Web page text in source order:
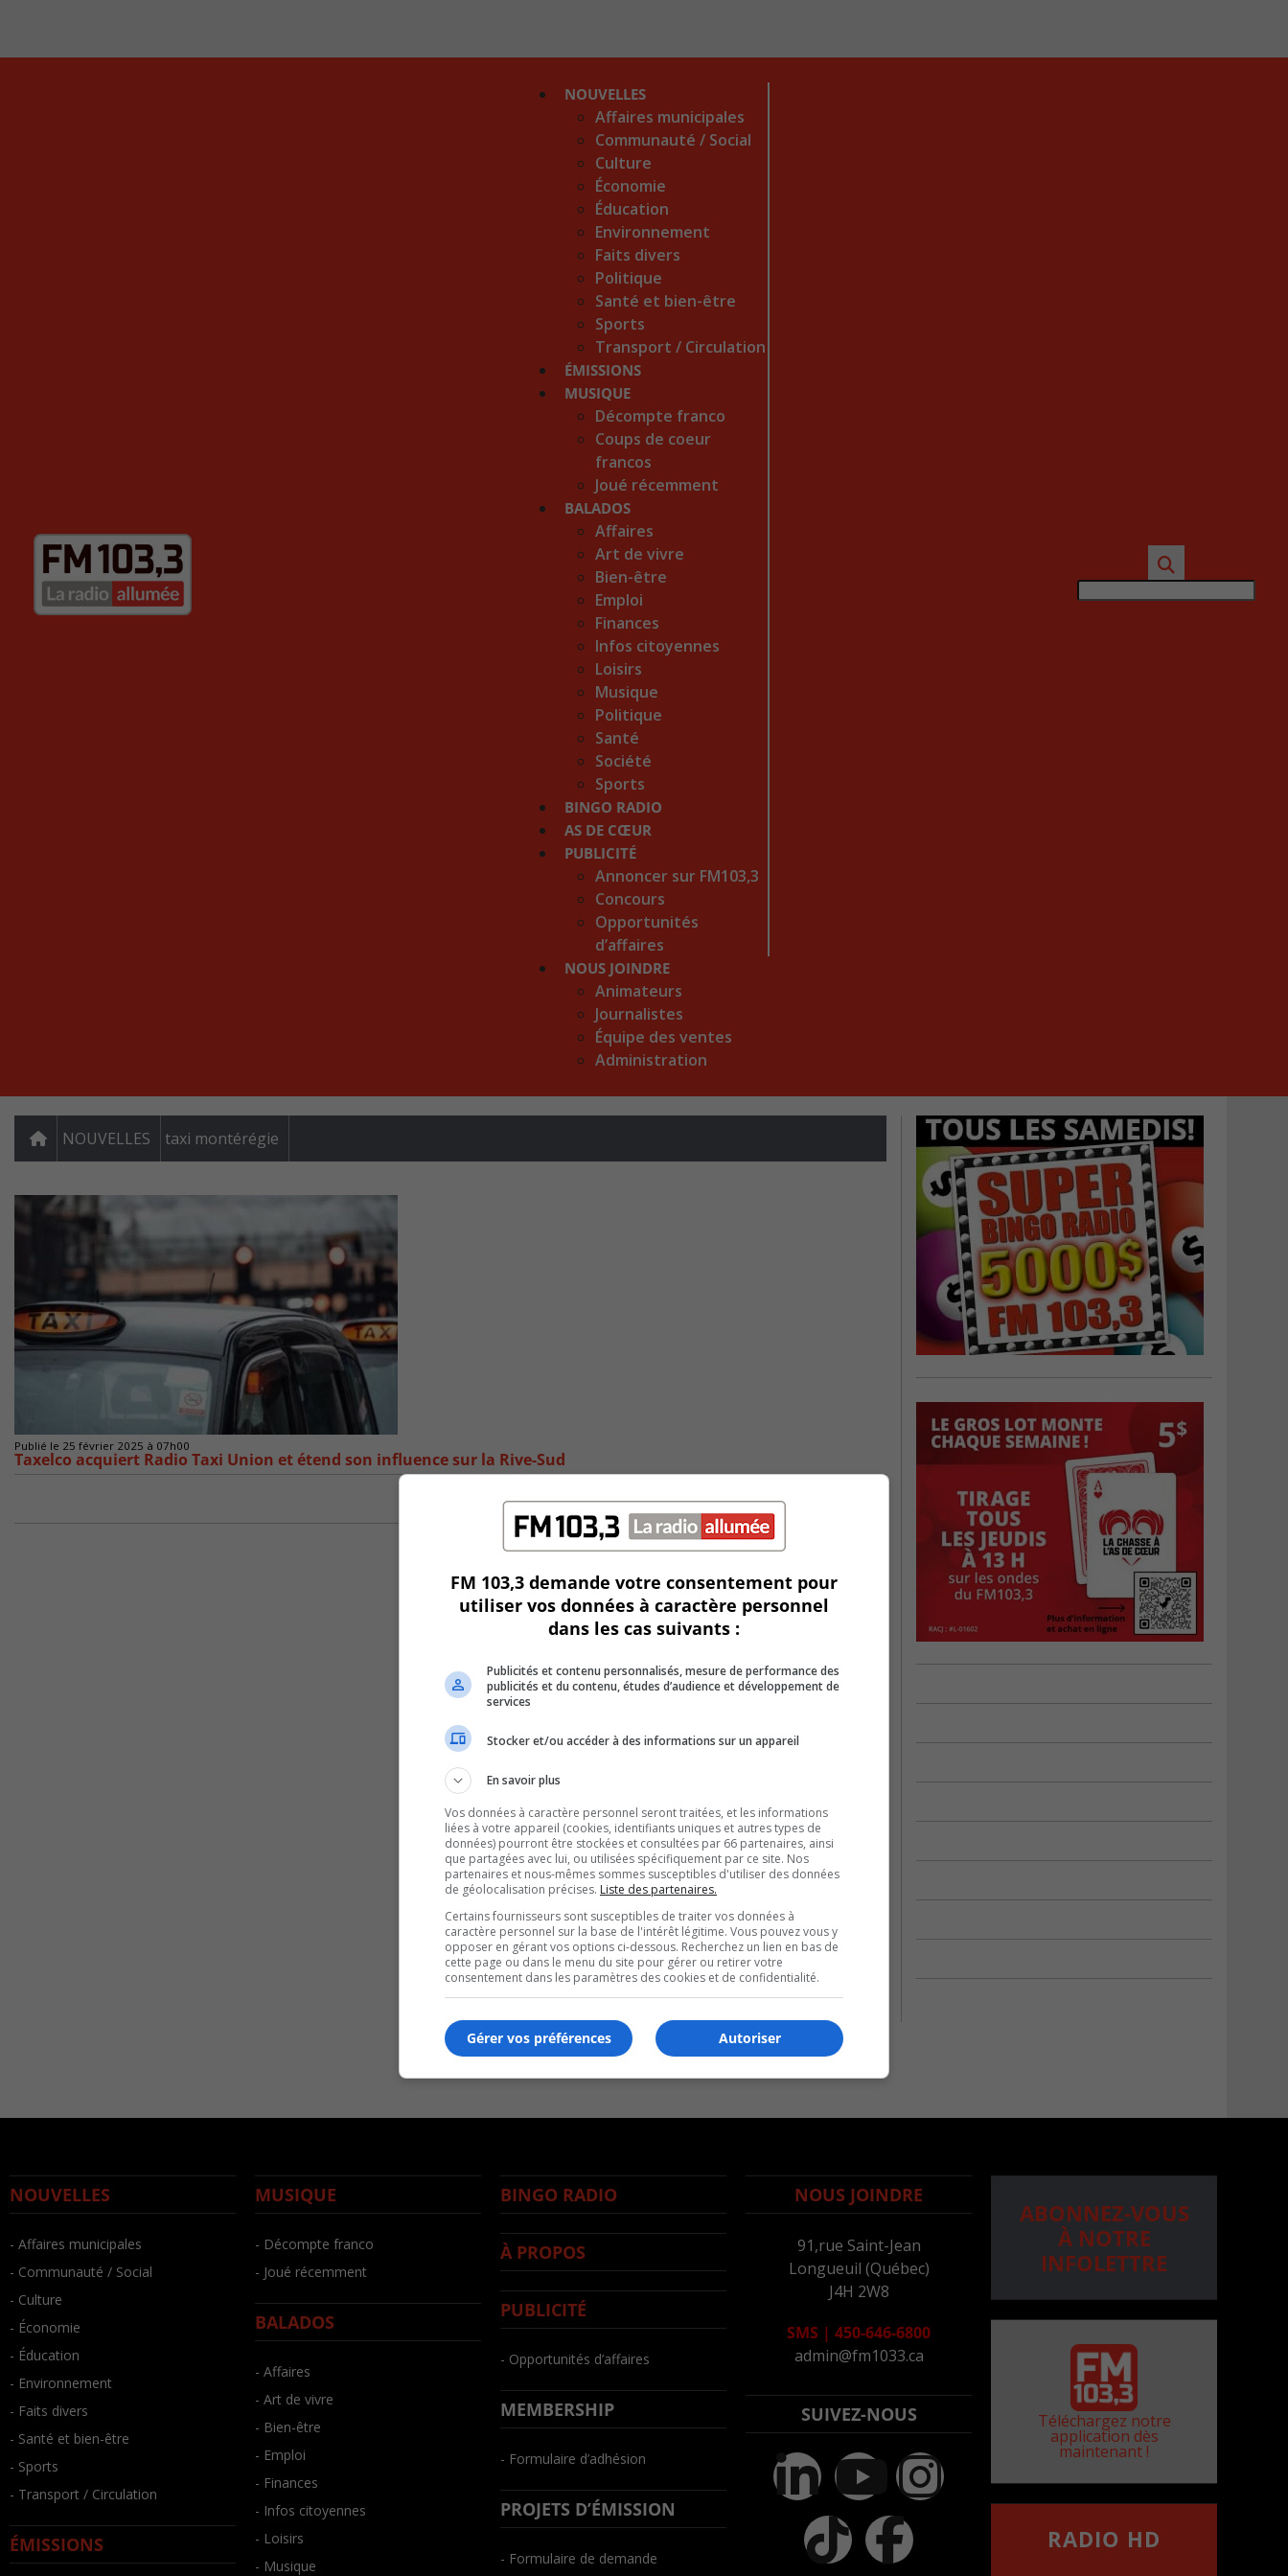
NOUVELLES
Affaires municipales
Communauté / Social
Culture
Économie
Éducation
Environnement
Faits divers
Politique
Santé et bien-être
Sports
Transport / Circulation
ÉMISSIONS
MUSIQUE
Décompte franco
Coups de coeur
francos
Joué récemment
BALADOS
Affaires
Art de vivre
Bien-être
Emploi
Finances
Infos citoyennes
Loisirs
Musique
Politique
Santé
Société
Sports
BINGO RADIO
AS DE CŒUR
PUBLICITÉ
Annoncer sur FM103,3
Concours
Opportunités
d’affaires
NOUS JOINDRE
Animateurs
Journalistes
Équipe des ventes
Administration
NOUVELLES taxi montérégie
Publié le 25 février 2025 à 07h00
Taxelco acquiert Radio Taxi Union et étend son influence sur la Rive-Sud
NOUVELLES
- Affaires municipales
- Communauté / Social
- Culture
- Économie
- Éducation
- Environnement
- Faits divers
- Santé et bien-être
- Sports
- Transport / Circulation
ÉMISSIONS
MUSIQUE
- Décompte franco
- Joué récemment
BALADOS
- Affaires
- Art de vivre
- Bien-être
- Emploi
- Finances
- Infos citoyennes
- Loisirs
- Musique
BINGO RADIO
À PROPOS
PUBLICITÉ
- Opportunités d’affaires
MEMBERSHIP
- Formulaire d’adhésion
PROJETS D’ÉMISSION
- Formulaire de demande
NOUS JOINDRE
91,rue Saint-Jean
Longueuil (Québec)
J4H 2W8
SMS | 450-646-6800
admin@fm1033.ca
SUIVEZ-NOUS
ABONNEZ-VOUS
À NOTRE
INFOLETTRE
Téléchargez notre
application dès
maintenant !
RADIO HD
FM 103,3 demande votre consentement pour
utiliser vos données à caractère personnel
dans les cas suivants :
Publicités et contenu personnalisés, mesure de performance des
publicités et du contenu, études d’audience et développement de
services
Stocker et/ou accéder à des informations sur un appareil
En savoir plus
Vos données à caractère personnel seront traitées, et les informations
liées à votre appareil (cookies, identifiants uniques et autres types de
données) pourront être stockées et consultées par 66 partenaires, ainsi
que partagées avec lui, ou utilisées spécifiquement par ce site. Nos
partenaires et nous-mêmes sommes susceptibles d'utiliser des données
de géolocalisation précises. Liste des partenaires.
Certains fournisseurs sont susceptibles de traiter vos données à
caractère personnel sur la base de l'intérêt légitime. Vous pouvez vous y
opposer en gérant vos options ci-dessous. Recherchez un lien en bas de
cette page ou dans le menu du site pour gérer ou retirer votre
consentement dans les paramètres des cookies et de confidentialité.
Autoriser
Gérer vos préférences